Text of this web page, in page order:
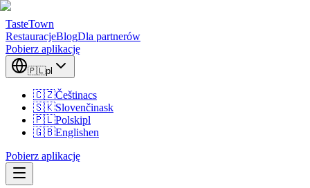
TasteTown
RestauracjeBlogDla partnerów
Pobierz aplikację
🇵🇱pl
🇨🇿Češtinacs
🇸🇰Slovenčinask
🇵🇱Polskipl
🇬🇧Englishen
Pobierz aplikację